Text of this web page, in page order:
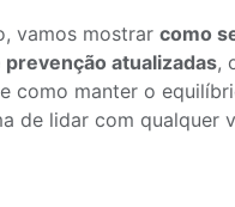
vamos mostrar como
prevenção atualizadas,
como manter o
de lidar com qualquer